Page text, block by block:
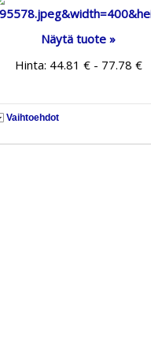
Näytä tuote »
Hinta: 44.81 € - 77.78 €
Vaihtoehdot